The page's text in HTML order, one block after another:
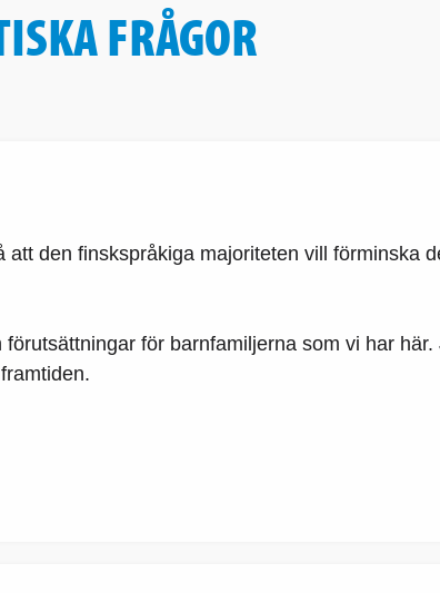
FRÅGOR
den finskspråkiga majoriteten vill förminska
för barnfamiljerna som vi har